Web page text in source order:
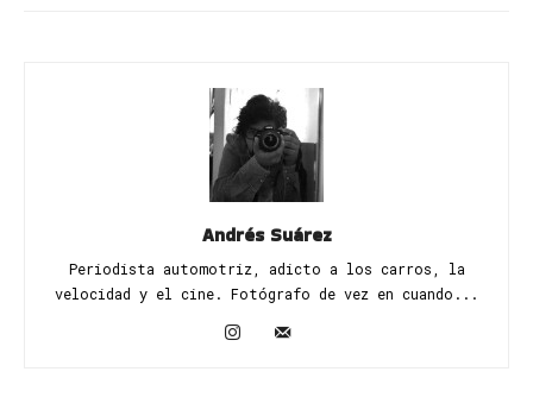
Andrés Suárez
Periodista automotriz, adicto a los carros, la
velocidad y el cine. Fotógrafo de vez en cuando...